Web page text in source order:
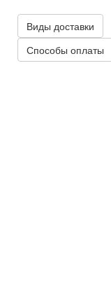
Виды доставки
Способы оплаты